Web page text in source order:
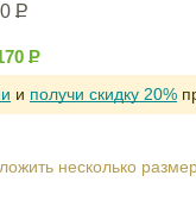
Р
Р
и получи скидку 20%
несколько